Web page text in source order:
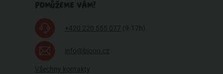
POMŮŽEME VÁM?
+420 220 555 077 (9-17h)
info@biooo.cz
Všechny kontakty